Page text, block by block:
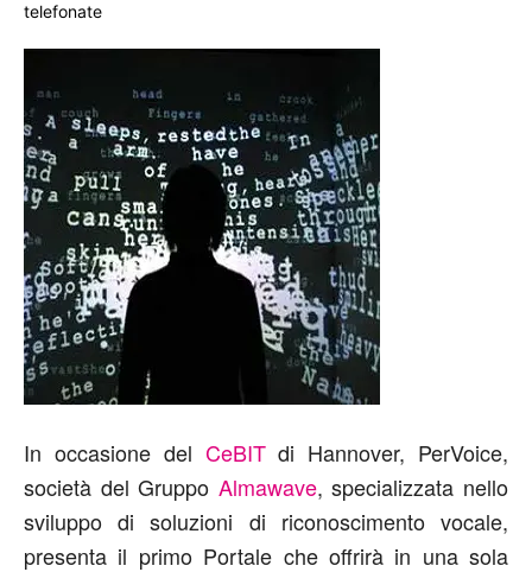
telefonate
In occasione del CeBITdi Hannover, PerVoice,
società del Gruppo Almawave, specializzata nello
sviluppo di soluzioni di riconoscimento vocale,
presenta il primo Portale che offrirà in una sola